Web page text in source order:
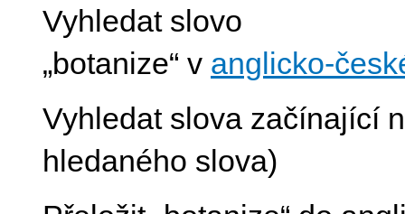
Vyhledat slovo
„botanize“ v anglicko-
Vyhledat slova začínající
hledaného slova)